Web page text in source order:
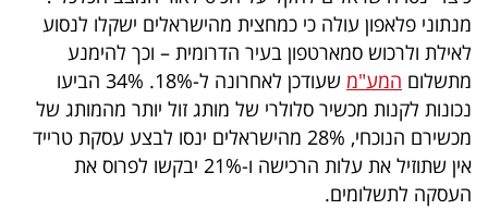
שיתופי
פעולה
דרושים
מנתוני פלאפון עולה כי כמחצית מהישראלים ישקלו לנסוע
לאילת ולרכוש סמארטפון בעיר הדרומית – וכך להימנע
מתשלום המע"מ
שעודכן לאחרונה ל-18%. 34% הביעו
נכונות לקנות מכשיר סלולרי של מותג זול יותר מהמותג של
מכשירם הנוכחי, 28% מהישראלים ינסו לבצע עסקת טרייד
אין שתוזיל את עלות הרכישה ו-21% יבקשו לפרוס את
העסקה לתשלומים.